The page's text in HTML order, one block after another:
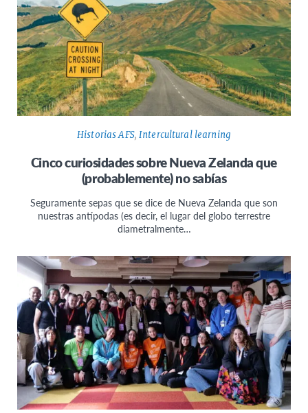
Historias AFS,Intercultural learning
Cinco curiosidades sobre Nueva Zelanda que
(probablemente) no sabías
Seguramente sepas que se dice de Nueva Zelanda que son
nuestras antípodas (es decir, el lugar del globo terrestre
diametralmente…